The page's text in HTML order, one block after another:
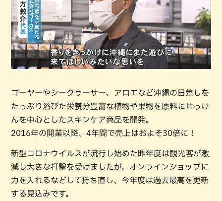
ゴーヤーやシークヮーサー、アロエなど沖縄の日差しを
たっぷり浴びた栄養分豊富な植物や果物を原料にせっけ
んを中心としたスキンケア商品を開発。
2016年の開業以降、4年間で売上はおよそ30倍に！
新型コロナウイルスが流行し始めた昨年度は観光客が激
減し大きな打撃を受けましたが、オンラインショップに
力を入れるなどして持ち直し、今年度は過去最高を更新
する見込みです。